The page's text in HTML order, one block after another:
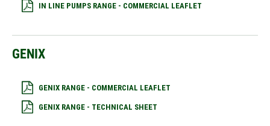
IN LINE PUMPS RANGE - COMMERCIAL LEAFLET
GENIX
GENIX RANGE - COMMERCIAL LEAFLET
GENIX RANGE - TECHNICAL SHEET